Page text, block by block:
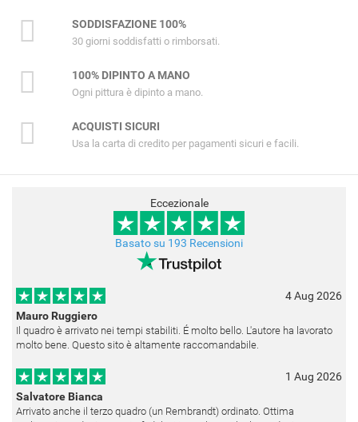
SODDISFAZIONE 100%
30 giorni soddisfatti o rimborsati.
100% DIPINTO A MANO
Ogni pittura è dipinto a mano.
ACQUISTI SICURI
Usa la carta di credito per pagamenti sicuri e facili.
Eccezionale
Basato su 193 Recensioni
4 Aug 2026
Mauro Ruggiero
Il quadro è arrivato nei tempi stabiliti. É molto bello. L'autore ha lavorato
molto bene. Questo sito è altamente raccomandabile.
1 Aug 2026
Salvatore Bianca
Arrivato anche il terzo quadro (un Rembrandt) ordinato. Ottima